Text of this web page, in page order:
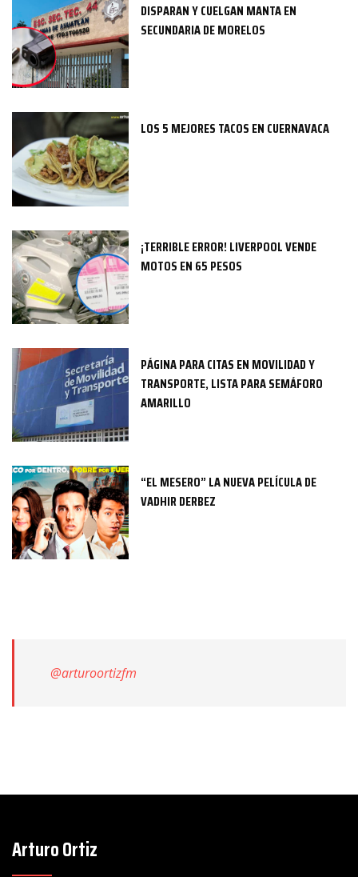
DISPARAN Y CUELGAN MANTA EN
SECUNDARIA DE MORELOS
LOS 5 MEJORES TACOS EN CUERNAVACA
¡TERRIBLE ERROR! LIVERPOOL VENDE
MOTOS EN 65 PESOS
PÁGINA PARA CITAS EN MOVILIDAD Y
TRANSPORTE, LISTA PARA SEMÁFORO
AMARILLO
“EL MESERO” LA NUEVA PELÍCULA DE
VADHIR DERBEZ
@arturoortizfm
Arturo Ortiz